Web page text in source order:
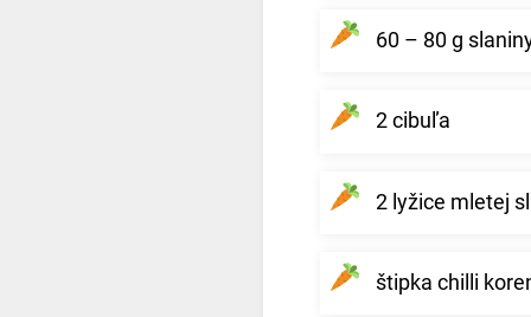
60 – 80 g
2 cibuľa
2 lyžice mletej
štipka chilli